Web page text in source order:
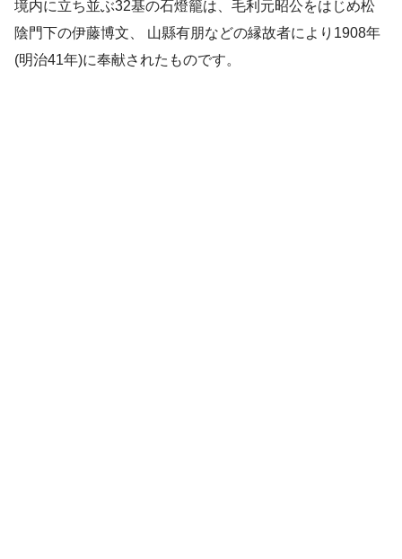
境内に立ち並ぶ32基の石燈籠は、毛利元昭公をはじめ松
陰門下の伊藤博文、 山縣有朋などの縁故者により1908年
(明治41年)に奉献されたものです。